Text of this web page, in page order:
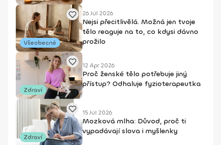
Všeobecné
26 Júl 2026
Nejsi přecitlivělá. Možná jen tvoje
tělo reaguje na to, co kdysi dávno
prožilo
Zdraví
12 Apr 2026
Proč ženské tělo potřebuje jiný
přístup? Odhaluje fyzioterapeutka
Zdraví
15 Júl 2026
Mozková mlha: Důvod, proč ti
vypadávají slova i myšlenky